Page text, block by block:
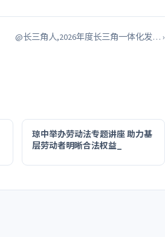
@长三角人,2026年度长三角一体化发… ›
琼中举办劳动法专题讲座 助力基
层劳动者明晰合法权益_